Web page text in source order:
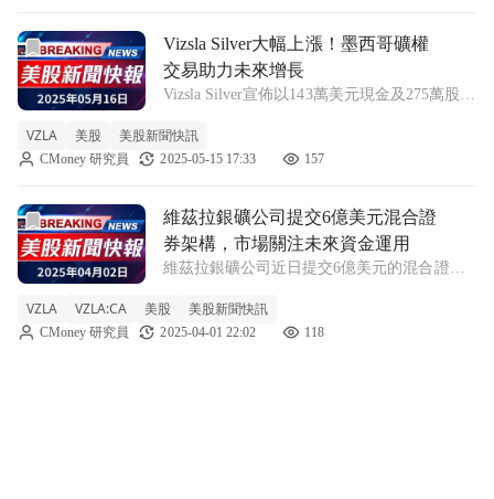
前往Vizsla Silver大幅上漲！墨西哥礦權交易助力未來增長文
Vizsla Silver大幅上漲！墨西哥礦權
交易助力未來增長
Vizsla Silver宣佈以143萬美元現金及275萬股普
7.1%。 在週四的交易中，Vizsla
Silver（NYSE:VZLA）股價上漲了7.
VZLA 美股 美股新聞快訊
CMoney 研究員 2025-05-15 17:33 157
前往維茲拉銀礦公司提交6億美元混合證券架構，市場關注未
維茲拉銀礦公司提交6億美元混合證
券架構，市場關注未來資金運用
維茲拉銀礦公司近日提交6億美元的混合證券
資金支援。 維茲拉銀礦公司（NYSE: VZLA）
在近期正式向市場提交了一份高達6億美元的
VZLA VZLA:CA 美股 美股新聞快訊
CMoney 研究員 2025-04-01 22:02 118